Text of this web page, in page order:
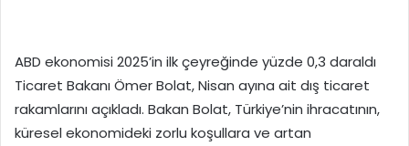
ABD ekonomisi 2025’in ilk çeyreğinde yüzde 0,3 daraldı
Ticaret Bakanı Ömer Bolat, Nisan ayına ait dış ticaret
rakamlarını açıkladı. Bakan Bolat, Türkiye’nin ihracatının,
küresel ekonomideki zorlu koşullara ve artan